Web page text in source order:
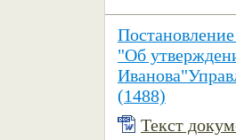
"Об
(1488)
Текст